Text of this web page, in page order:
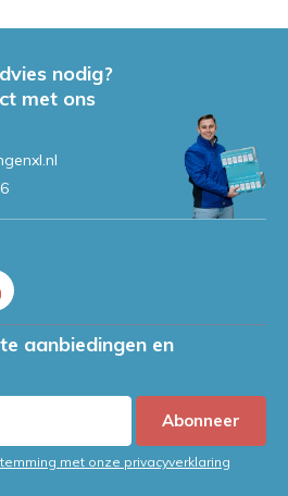
nodig?
met ons
aanbiedingen en
Abonneer
met onze privacyverklaring